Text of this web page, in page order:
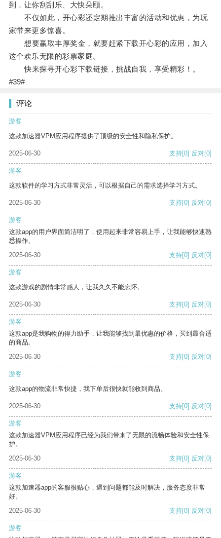
到，让你刮刮乐、大快朵颐。
不仅如此，开心彩还定期推出丰富的活动和优惠，为玩
家带来更多惊喜。
想要赢取丰厚奖金，就要赶紧下载开心彩的应用，加入
这个欢乐无限的彩票家庭。
快来探寻开心彩下载链接，挑战自我，享受精彩！。
#39#
评论
游客
这款加速器VPM应用程序提供了顶级的安全性和隐私保护。
2025-06-30 支持[0] 反对[0]
游客
这款软件的学习方式非常灵活，可以根据自己的需求选择学习方式。
2025-06-30 支持[0] 反对[0]
游客
这款app的用户界面简洁明了，使用起来非常容易上手，让我能够快速熟
悉操作。
2025-06-30
支持[0] 反对[0]
游客
这款游戏的剧情非常感人，让我久久不能忘怀。
2025-06-30 支持[0] 反对[0]
游客
这款app是我购物的得力助手，让我能够找到最优惠的价格，买到最合适
的商品。
2025-06-30
支持[0] 反对[0]
游客
这款app的物流非常快捷，我下单后很快就能收到商品。
2025-06-30 支持[0] 反对[0]
游客
这款加速器VPM应用程序已经为我们带来了无限的流畅体验和安全性保
护。
2025-06-30
支持[0] 反对[0]
游客
这款加速器app的客服很贴心，遇到问题都能及时解决，服务态度非常
好。
2025-06-30
支持[0] 反对[0]
游客